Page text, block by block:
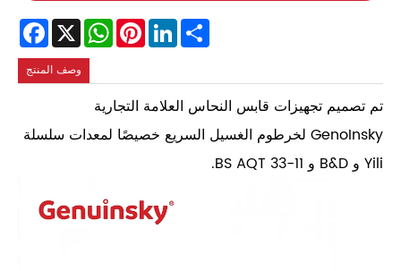
X
WhatsAppPinterestLinkedIn Share
وصف المنتج
تم تصميم تجهيزات قابس النحاس العلامة التجارية
GenoInsky لخرطوم الغسيل السريع خصيصًا لمعدات سلسلة
Yili و B&D و BS AQT 33-11.